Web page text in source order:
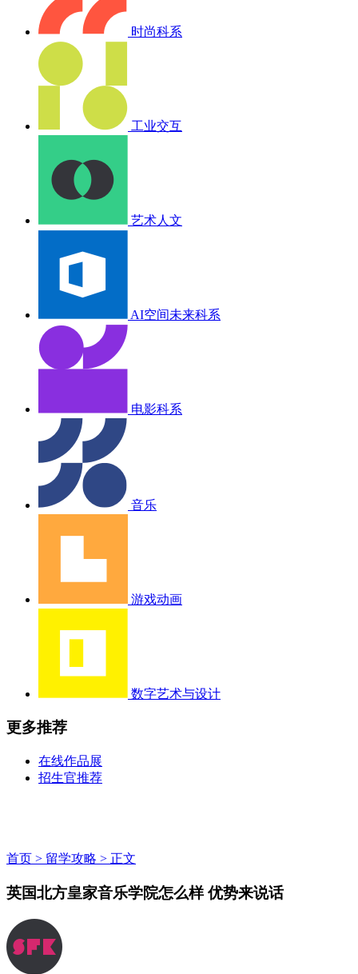
时尚科系
工业交互
艺术人文
AI空间未来科系
电影科系
音乐
游戏动画
数字艺术与设计
更多推荐
在线作品展
招生官推荐
首页 > 留学攻略 > 正文
英国北方皇家音乐学院怎么样 优势来说话